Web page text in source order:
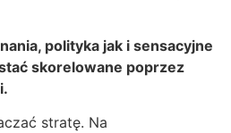
polityka jak i sensacyjne
skorelowane poprzez
stratę. Na